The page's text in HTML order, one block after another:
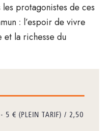
protagonistes de ces
: l’espoir de vivre
et la richesse du
- 5 € (PLEIN TARIF) / 2,50